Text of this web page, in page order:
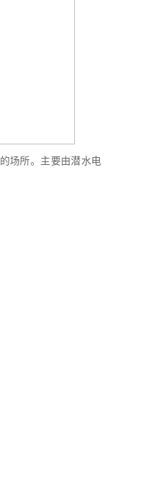
场所。主要由潜水电